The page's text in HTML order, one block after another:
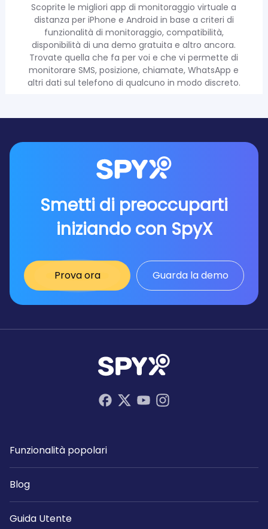
Scoprite le migliori app di monitoraggio virtuale a
distanza per iPhone e Android in base a criteri di
funzionalità di monitoraggio, compatibilità,
disponibilità di una demo gratuita e altro ancora.
Trovate quella che fa per voi e che vi permette di
monitorare SMS, posizione, chiamate, WhatsApp e
altri dati sul telefono di qualcuno in modo discreto.
Smetti di preoccuparti
iniziando con SpyX
Prova ora Guarda la demo
Funzionalità popolari
Blog
Guida Utente